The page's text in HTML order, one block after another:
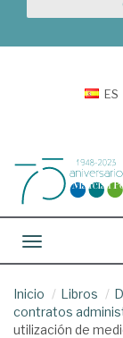
ES
Toggle
Inicio Libros
contratos
utilización de